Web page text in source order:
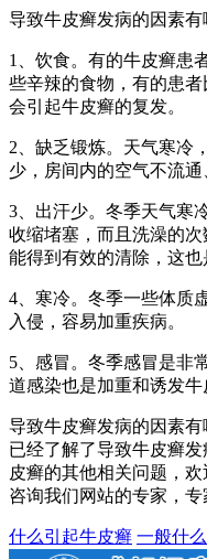
导致牛皮癣发病的因素有
1、饮食。有的牛皮癣患
些辛辣的食物，有的患
会引起牛皮癣的复发。
2、缺乏锻炼。天气寒冷
少，房间内的空气不流通
3、出汗少。冬季天气寒
收缩堵塞，而且洗澡的
能得到有效的清除，这也
4、寒冷。冬季一些体质
入侵，容易加重疾病。
5、感冒。冬季感冒是非
道感染也是加重和诱发牛
导致牛皮癣发病的因素
已经了解了导致牛皮癣
皮癣的其他相关问题，
咨询我们网站的专家，专
什么引起牛皮癣 一般什